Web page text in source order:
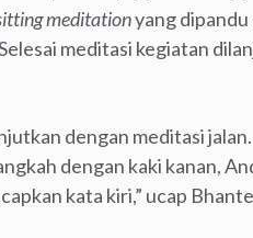
meditationyang
meditasi kegiatan
dengan meditasi
dengan kaki kanan,
kata kiri,” ucap